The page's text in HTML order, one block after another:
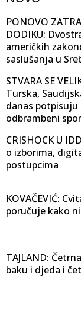
PONOVO
DODIKU:
američkih
saslušanja u
STVARA SE
Turska,
danas potpisuju
odbrambeni
CRISHOCK U
o izborima,
postupcima
KOVAČEVIĆ:
poručuje kako
TAJLAND:
baku i djeda i